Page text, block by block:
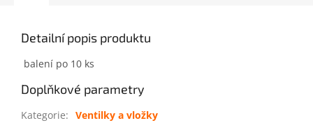
Detailní popis produktu
balení po 10 ks
Doplňkové parametry
Kategorie: Ventilky a vložky